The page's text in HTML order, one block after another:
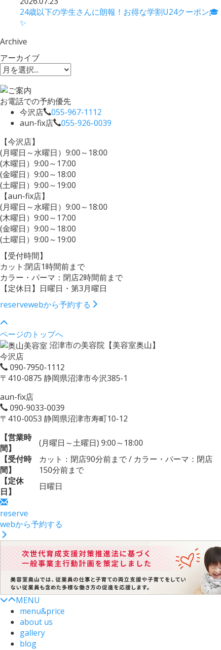
24歳以下の学生さんに朗報！お得な学割U24クーポン🎓
✨
Archive
アーカイブ
お電話での予約優先
今沢店
055-967-1112
aun-fix店
055-926-0039
【今沢店】
(月曜日～水曜日）9:00～18:00
(木曜日）9:00～17:00
(金曜日）9:00～18:00
(土曜日）9:00～19:00
【aun-fix店】
(月曜日～水曜日）9:00～18:00
(木曜日）9:00～17:00
(金曜日）9:00～18:00
(土曜日）9:00～19:00
【受付時間】
カット:閉店1時間前まで
カラー・パーマ：閉店2時間前まで
【定休日】日曜日・第3月曜日
reservewebから予約する
ページのトップへ
沼津市の美容院【美容室奥山】
今沢店
090-7950-1112
〒410-0875 静岡県沼津市今沢385-1
aun-fix店
090-9033-0039
〒410-0053 静岡県沼津市寿町10-12
【営業時
間】
(月曜日～土曜日) 9:00～18:00
【受付時
間】
カット：閉店90分前まで / カラー・パーマ：閉店
150分前まで
【定休
日】
日曜日
reserve
webから予約する
MENU
menu&price
about us
gallery
blog